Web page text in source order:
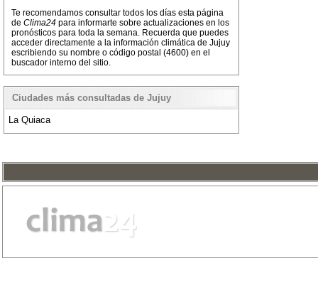
Te recomendamos consultar todos los días esta página
de Clima24 para informarte sobre actualizaciones en los
pronósticos para toda la semana. Recuerda que puedes
acceder directamente a la información climática de Jujuy
escribiendo su nombre o código postal (4600) en el
buscador interno del sitio.
Ciudades más consultadas de Jujuy
La Quiaca